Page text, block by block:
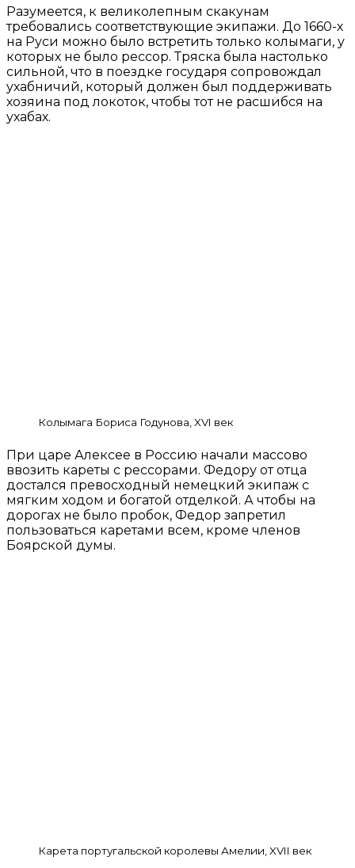
Разумеется, к великолепным скакунам
требовались соответствующие экипажи. До 1660-х
на Руси можно было встретить только колымаги, у
которых не было рессор. Тряска была настолько
сильной, что в поездке государя сопровождал
ухабничий, который должен был поддерживать
хозяина под локоток, чтобы тот не расшибся на
ухабах.
Колымага Бориса Годунова, XVI век
При царе Алексее в Россию начали массово
ввозить кареты с рессорами. Федору от отца
достался превосходный немецкий экипаж с
мягким ходом и богатой отделкой. А чтобы на
дорогах не было пробок, Федор запретил
пользоваться каретами всем, кроме членов
Боярской думы.
Карета португальской королевы Амелии, XVII век